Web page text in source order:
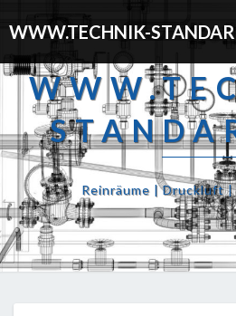
WWW.TECHNIK-
Reinräume | Druckluft